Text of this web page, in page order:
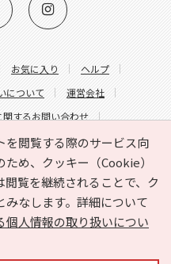
を閲覧する際のサービス向
め、クッキー（Cookie）
覧を継続されることで、ク
みなします。詳細について
個人情報の取り扱いについ
お気に入り
ヘルプ
について
運営会社
関するお問い合わせ
お問い合わせ
All Rights Reserved.